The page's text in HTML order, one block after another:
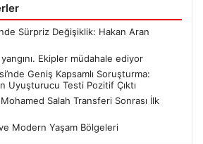
Sürpriz Değişiklik: Hakan Aran
yangını. Ekipler müdahale ediyor
Geniş Kapsamlı Soruşturma:
Uyuşturucu Testi Pozitif Çıktı
Salah Transferi Sonrası İlk
Modern Yaşam Bölgeleri